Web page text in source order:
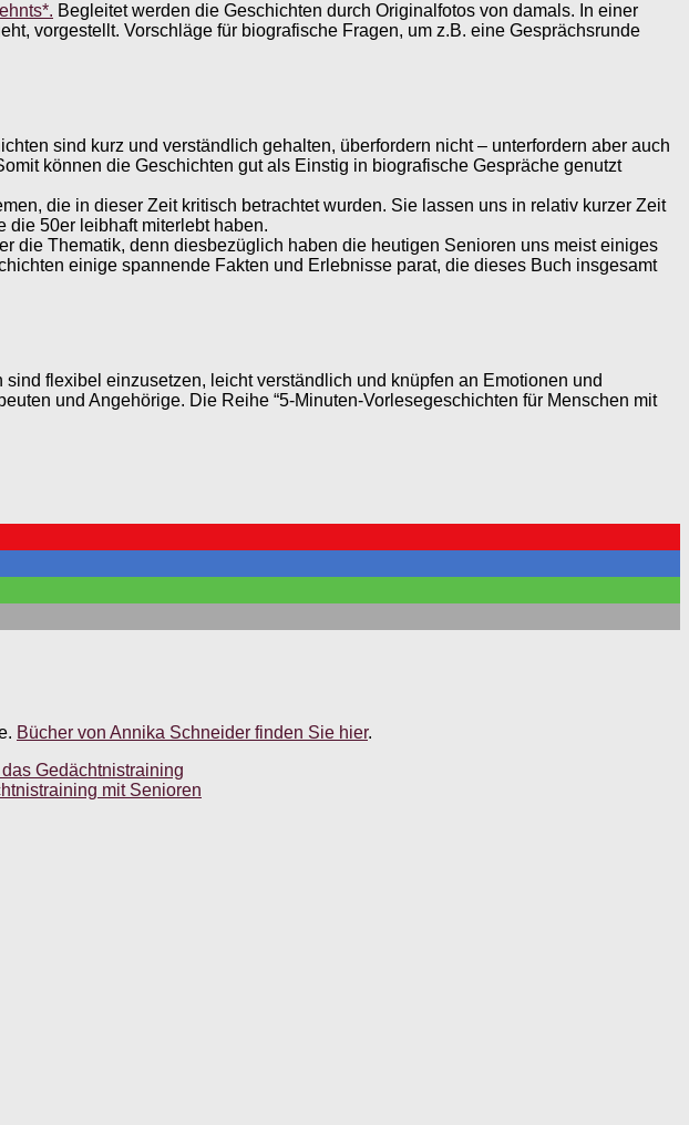
Begleitet werden die Geschichten durch Originalfotos von damals. In einer
vorgestellt. Vorschläge für biografische Fragen, um z.B. eine Gesprächsrunde
sind kurz und verständlich gehalten, überfordern nicht – unterfordern aber auch
können die Geschichten gut als Einstig in biografische Gespräche genutzt
die in dieser Zeit kritisch betrachtet wurden. Sie lassen uns in relativ kurzer Zeit
die 50er leibhaft miterlebt haben.
die Thematik, denn diesbezüglich haben die heutigen Senioren uns meist einiges
einige spannende Fakten und Erlebnisse parat, die dieses Buch insgesamt
sind flexibel einzusetzen, leicht verständlich und knüpfen an Emotionen und
und Angehörige. Die Reihe “5-Minuten-Vorlesegeschichten für Menschen mit
Bücher von Annika Schneider finden Sie hier.
Gedächtnistraining
mit Senioren